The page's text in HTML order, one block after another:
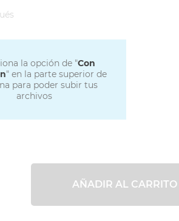
la opción de "Con
" en la parte superior de
para poder subir tus
archivos
AÑADIR AL CARRITO